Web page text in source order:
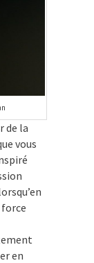
de la
vous
force
en